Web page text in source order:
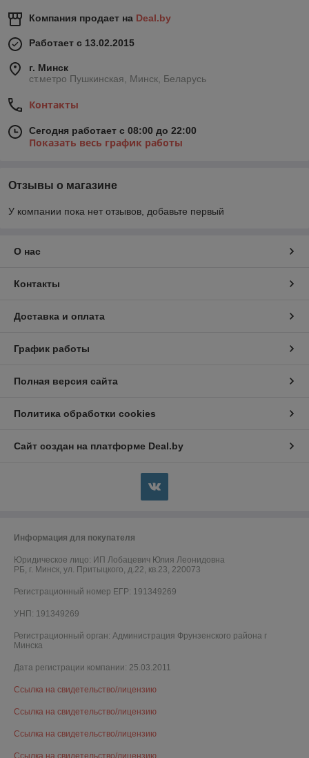
Компания продает на Deal.by
Работает с 13.02.2015
г. Минск
ст.метро Пушкинская, Минск, Беларусь
Контакты
Сегодня работает с 08:00 до 22:00
Показать весь график работы
Отзывы о магазине
У компании пока нет отзывов, добавьте первый
О нас
Контакты
Доставка и оплата
График работы
Полная версия сайта
Политика обработки cookies
Сайт создан на платформе Deal.by
Информация для покупателя
Юридическое лицо: ИП Лобацевич Юлия Леонидовна
РБ, г. Минск, ул. Притыцкого, д.22, кв.23, 220073
Регистрационный номер ЕГР: 191349269
УНП: 191349269
Регистрационный орган: Администрация Фрунзенского района г
Минска
Дата регистрации компании: 25.03.2011
Ссылка на свидетельство/лицензию
Ссылка на свидетельство/лицензию
Ссылка на свидетельство/лицензию